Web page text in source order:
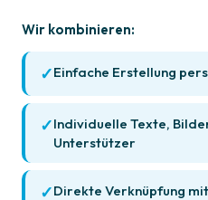
Wir kombinieren:
Einfache Erstellung
Individuelle Texte,
Unterstützer
Direkte Verknüpfung